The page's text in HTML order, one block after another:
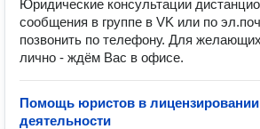
Юридические консультации
сообщения в группе в VK или по
позвонить по телефону. Для
лично - ждём Вас в офисе.
Помощь юристов в
деятельности